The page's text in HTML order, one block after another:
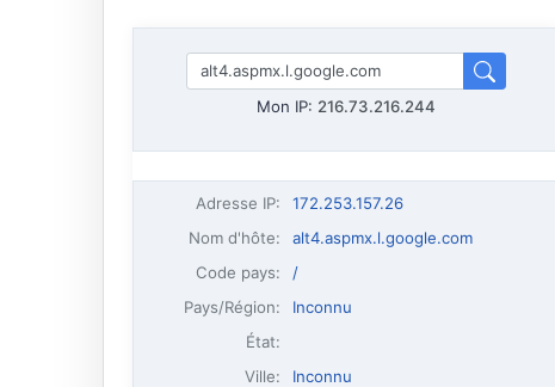
Mon IP: 216.73.216.244
Adresse IP:
172.253.157.26
Nom d'hôte:
alt4.aspmx.l.google.com
Code pays:
/
Pays/Région:
Inconnu
État:
Ville:
Inconnu